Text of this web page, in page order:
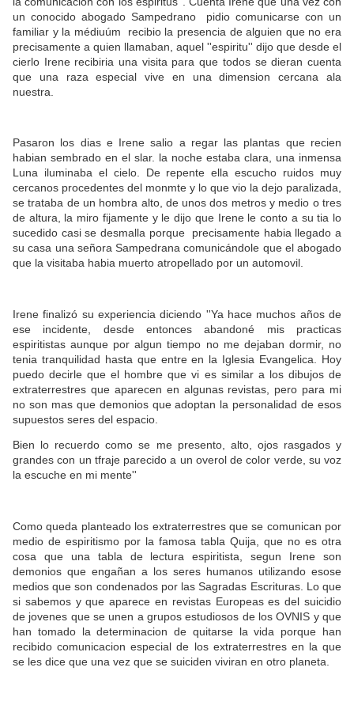
un conocido abogado Sampedrano pidio comunicarse con un
familiar y la médiuúm recibio la presencia de alguien que no era
precisamente a quien llamaban, aquel ''espiritu'' dijo que desde el
cierlo Irene recibiria una visita para que todos se dieran cuenta
que una raza especial vive en una dimension cercana ala
nuestra.
Pasaron los dias e Irene salio a regar las plantas que recien
habian sembrado en el slar. la noche estaba clara, una inmensa
Luna iluminaba el cielo. De repente ella escucho ruidos muy
cercanos procedentes del monmte y lo que vio la dejo paralizada,
se trataba de un hombra alto, de unos dos metros y medio o tres
de altura, la miro fijamente y le dijo que Irene le conto a su tia lo
sucedido casi se desmalla porque precisamente habia llegado a
su casa una señora Sampedrana comunicándole que el abogado
que la visitaba habia muerto atropellado por un automovil.
Irene finalizó su experiencia diciendo ''Ya hace muchos años de
ese incidente, desde entonces abandoné mis practicas
espiritistas aunque por algun tiempo no me dejaban dormir, no
tenia tranquilidad hasta que entre en la Iglesia Evangelica. Hoy
puedo decirle que el hombre que vi es similar a los dibujos de
extraterrestres que aparecen en algunas revistas, pero para mi
no son mas que demonios que adoptan la personalidad de esos
supuestos seres del espacio.
Bien lo recuerdo como se me presento, alto, ojos rasgados y
grandes con un tfraje parecido a un overol de color verde, su voz
la escuche en mi mente''
Como queda planteado los extraterrestres que se comunican por
medio de espiritismo por la famosa tabla Quija, que no es otra
cosa que una tabla de lectura espiritista, segun Irene son
demonios que engañan a los seres humanos utilizando esose
medios que son condenados por las Sagradas Escrituras. Lo que
si sabemos y que aparece en revistas Europeas es del suicidio
de jovenes que se unen a grupos estudiosos de los OVNIS y que
han tomado la determinacion de quitarse la vida porque han
recibido comunicacion especial de los extraterrestres en la que
se les dice que una vez que se suiciden viviran en otro planeta.